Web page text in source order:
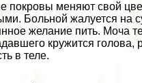
покровы меняют свой
Больной жалуется на
желание пить. Моча
кружится голова,
в теле.